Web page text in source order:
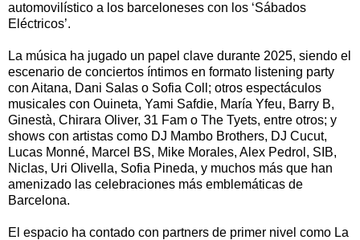
automovilístico a los barceloneses con los ‘Sábados
Eléctricos’.
La música ha jugado un papel clave durante 2025, siendo el
escenario de conciertos íntimos en formato listening party
con Aitana, Dani Salas o Sofia Coll; otros espectáculos
musicales con Ouineta, Yami Safdie, María Yfeu, Barry B,
Ginestà, Chirara Oliver, 31 Fam o The Tyets, entre otros; y
shows con artistas como DJ Mambo Brothers, DJ Cucut,
Lucas Monné, Marcel BS, Mike Morales, Alex Pedrol, SIB,
Niclas, Uri Olivella, Sofia Pineda, y muchos más que han
amenizado las celebraciones más emblemáticas de
Barcelona.
El espacio ha contado con partners de primer nivel como La